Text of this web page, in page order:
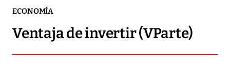
ECONOMÍA
Ventaja de invertir (VParte)